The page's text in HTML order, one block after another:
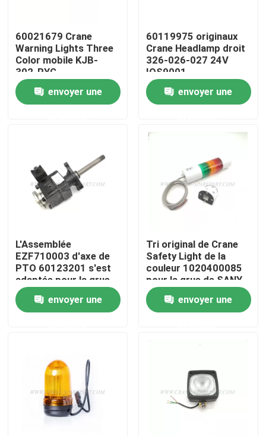
Aperçu
A propos de nous
Visite d'usine
Contrôle de la qualité
Contact
Pièces de rechange de grue
60021679 Crane
Warning Lights Three
Color mobile KJB-
302-RYG
envoyer une
60119975 originaux
Crane Headlamp droit
326-026-027 24V
IOS9001
envoyer une
L'Assemblée
EZF710003 d'axe de
PTO 60123201 s'est
adaptée pour la grue
de SANY
envoyer une
Tri original de Crane
Safety Light de la
couleur 1020400085
pour la grue de SANY
envoyer une